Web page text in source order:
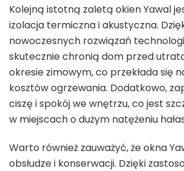
Kolejną istotną zaletą okien Yawal
izolacja termiczna i akustyczna.
nowoczesnych rozwiązań
skutecznie chronią dom przed
okresie zimowym, co przekłada się
kosztów ogrzewania. Dodatkowo,
ciszę i spokój we wnętrzu, co jest
w miejscach o dużym natężeniu
Warto również zauważyć, że okna
obsłudze i konserwacji. Dzięki